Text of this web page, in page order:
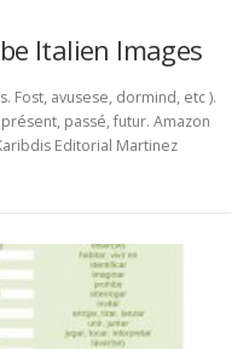
Italien Images
Fost, avusese, dormind, etc ).
passé, futur. Amazon
Editorial Martinez